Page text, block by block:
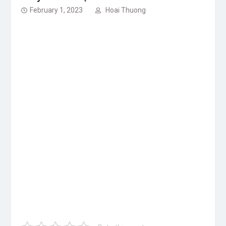
February 1, 2023 Hoai Thuong